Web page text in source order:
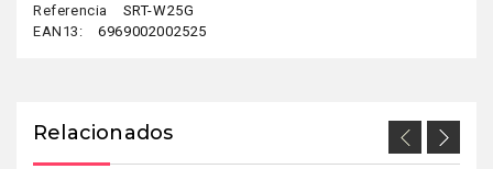
Referencia
SRT-W25G
EAN13:
6969002002525
Relacionados